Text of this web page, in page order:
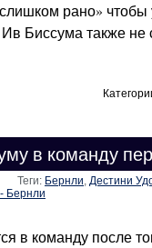
рано» чтобы
Биссума также не
в команду
Теги: Бернли, Дестини
Бернли
в команду после